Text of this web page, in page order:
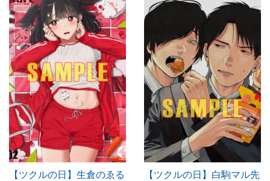
【ツクルの日】生倉のゑる
【ツクルの日】白駒マル先